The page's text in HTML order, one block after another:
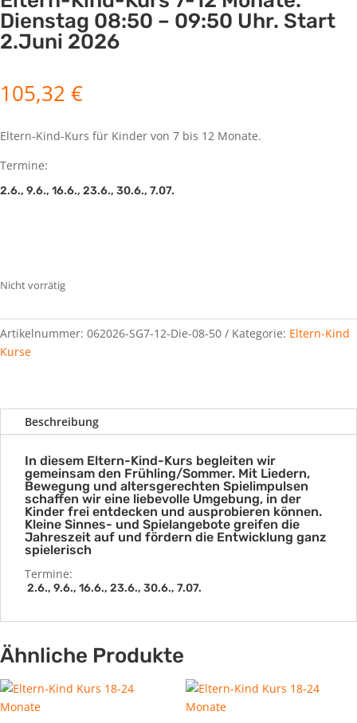
Dienstag 08:50 – 09:50 Uhr. Start
2.Juni 2026
105,32 €
Eltern-Kind-Kurs für Kinder von 7 bis 12 Monate.
Termine:
2.6., 9.6., 16.6., 23.6., 30.6., 7.07.
Nicht vorrätig
Artikelnummer: 062026-SG7-12-Die-08-50 Kategorie: Eltern-Kind
Kurse
Beschreibung
In diesem Eltern-Kind-Kurs begleiten wir
gemeinsam den Frühling/Sommer. Mit Liedern,
Bewegung und altersgerechten Spielimpulsen
schaffen wir eine liebevolle Umgebung, in der
Kinder frei entdecken und ausprobieren können.
Kleine Sinnes- und Spielangebote greifen die
Jahreszeit auf und fördern die Entwicklung ganz
spielerisch
Termine:
2.6., 9.6., 16.6., 23.6., 30.6., 7.07.
Ähnliche Produkte